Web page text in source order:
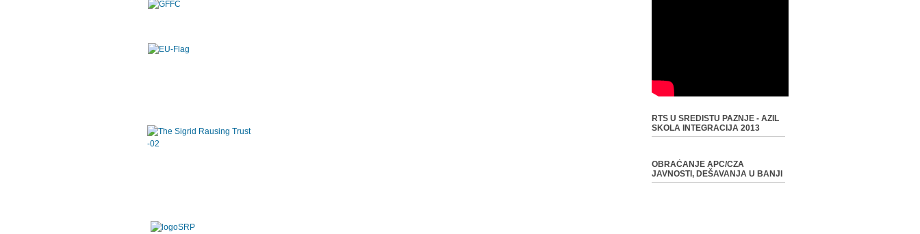
RTS U SREDISTU PAZNJE - AZIL
SKOLA INTEGRACIJA 2013
OBRAĆANJE APC/CZA
JAVNOSTI, DEŠAVANJA U BANJI